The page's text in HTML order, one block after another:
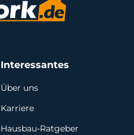
Interessantes
Über uns
Karriere
Hausbau-Ratgeber